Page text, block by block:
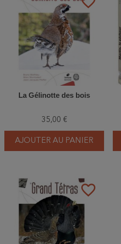
La Gélinotte des bois
35,00 €
AJOUTER AU PANIER
favorite_border